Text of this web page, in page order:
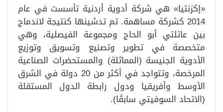
«إكزنتيا» هي شركة أدوية أردنية تأسست في عام
2014 كشركة مساهمة. تم تدشينها كنتيجة لاندماج
بين عائلتي أبو الحاج ومجموعة الفيصلية، وهي
متخصصة في تطوير وتصنيع وتسويق وتوزيع
الأدوية الجنيسة (المماثلة) والمستحضرات الصناعية
المرخصة، وتتواجد في أكثر من 20 دولة في الشرق
الأوسط وأفريقيا ودول رابطة الدول المستقلة
(الاتحاد السوفيتي سابقًا).